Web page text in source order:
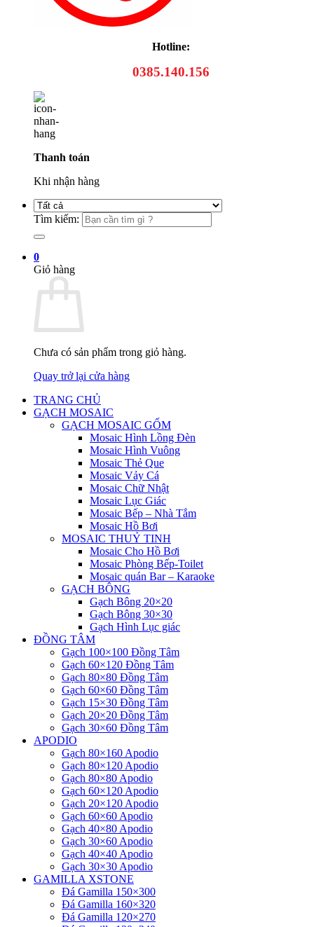
Hotline:
0385.140.156
Thanh toán
Khi nhận hàng
Tìm kiếm:
0
Giỏ hàng
Chưa có sản phẩm trong giỏ hàng.
Quay trở lại cửa hàng
TRANG CHỦ
GẠCH MOSAIC
GẠCH MOSAIC GỐM
Mosaic Hình Lồng Đèn
Mosaic Hình Vuông
Mosaic Thẻ Que
Mosaic Vảy Cá
Mosaic Chữ Nhật
Mosaic Lục Giác
Mosaic Bếp – Nhà Tắm
Mosaic Hồ Bơi
MOSAIC THUỶ TINH
Mosaic Cho Hồ Bơi
Mosaic Phòng Bếp-Toilet
Mosaic quán Bar – Karaoke
GẠCH BÔNG
Gạch Bông 20×20
Gạch Bông 30×30
Gạch Hình Lục giác
ĐỒNG TÂM
Gạch 100×100 Đồng Tâm
Gạch 60×120 Đồng Tâm
Gạch 80×80 Đồng Tâm
Gạch 60×60 Đồng Tâm
Gạch 15×30 Đồng Tâm
Gạch 20×20 Đồng Tâm
Gạch 30×60 Đồng Tâm
APODIO
Gạch 80×160 Apodio
Gạch 80×120 Apodio
Gạch 80×80 Apodio
Gạch 60×120 Apodio
Gạch 20×120 Apodio
Gạch 60×60 Apodio
Gạch 40×80 Apodio
Gạch 30×60 Apodio
Gạch 40×40 Apodio
Gạch 30×30 Apodio
GAMILLA XSTONE
Đá Gamilla 150×300
Đá Gamilla 160×320
Đá Gamilla 120×270